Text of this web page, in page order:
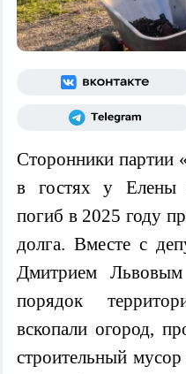
Сторонники партии
в гостях у Елены
погиб в 2025 году
долга. Вместе с
Дмитрием
порядок
вскопали огород,
строительный